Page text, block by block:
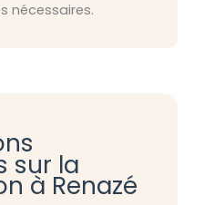
nécessaires.
sur la
à Renazé